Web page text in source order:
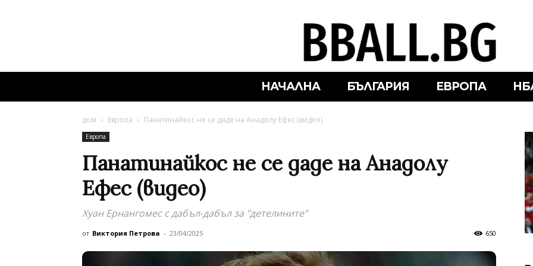
НАЧАЛНА БЪЛГАРИЯ ЕВРОПА
дом Европа Панатинайкос не се даде на Анадолу Ефес (видео)
Европа
Панатинайкос не се даде на Анадолу
Ефес (видео)
Хуан Ернангомес с дабъл-дабъл за "детелините"
от Виктория Петрова - 23/04/2025 650